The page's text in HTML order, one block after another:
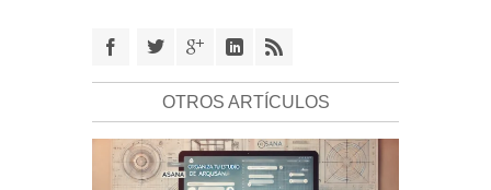
OTROS ARTÍCULOS